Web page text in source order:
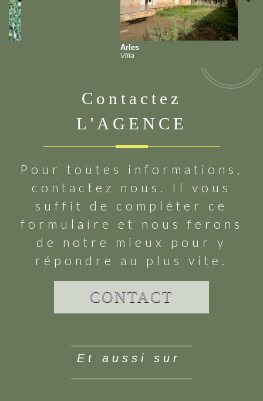
contactez
L'AGENCE
Pour toutes informations,
contactez nous. Il vous
suffit de compléter ce
formulaire et nous ferons
de notre mieux pour y
répondre au plus vite.
CONTACT
et aussi sur